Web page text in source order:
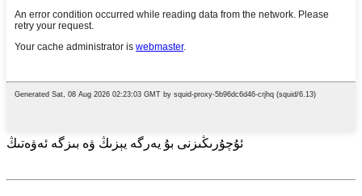
ئۇچۇرىڭىزنى بۇ يەرگە يېزىڭ ۋە بىزگە ئەۋەتىڭ